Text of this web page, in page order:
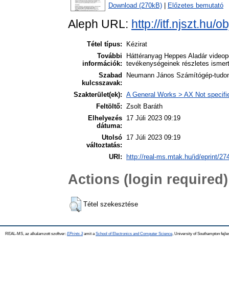
Download (270kB) Előzetes bemutató
Aleph URL: http://itf.njszt.hu/
Tétel típus:
Kézirat
További
információk:
Háttéranyag Heppes Aladár
tevékenységeinek részletes
Szabad
kulcsszavak:
Neumann János Számítógép-
Szakterület(ek): A General Works > AX Not
Feltöltő: Zsolt Baráth
Elhelyezés
dátuma:
17 Júli 2023 09:19
Utolsó
változtatás:
17 Júli 2023 09:19
URI: http://real-ms.mtak.hu/id/eprint/
Actions (login required)
Tétel szekesztése
REAL-MS, az alkalamzott szoftver: EPrints 3amit a School of Electronics and Computer Science , University of Southampton